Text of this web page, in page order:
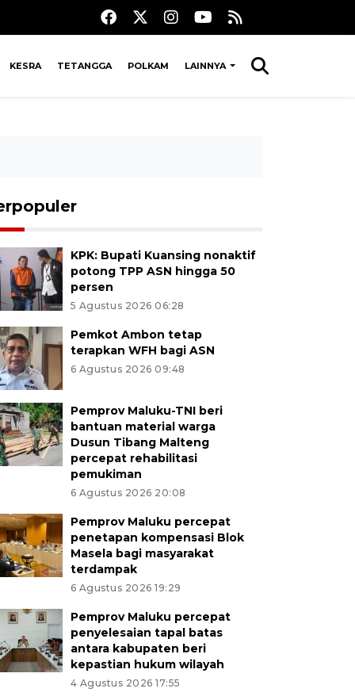
KESRA TETANGGA POLKAM LAINNYA
KPK: Bupati Kuansing nonaktif
potong TPP ASN hingga 50
persen
5 Agustus 2026 06:28
Pemkot Ambon tetap
terapkan WFH bagi ASN
6 Agustus 2026 09:48
Pemprov Maluku-TNI beri
bantuan material warga
Dusun Tibang Malteng
percepat rehabilitasi
pemukiman
6 Agustus 2026 20:08
Pemprov Maluku percepat
penetapan kompensasi Blok
Masela bagi masyarakat
terdampak
6 Agustus 2026 19:29
Pemprov Maluku percepat
penyelesaian tapal batas
antara kabupaten beri
kepastian hukum wilayah
4 Agustus 2026 17:55